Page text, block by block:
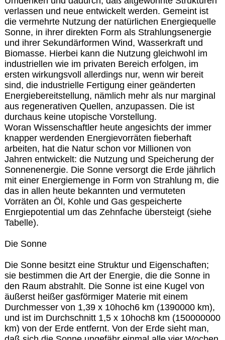
verlassen und neue entwickelt werden. Gemeint ist
die vermehrte Nutzung der natürlichen Energiequelle
Sonne, in ihrer direkten Form als Strahlungsenergie
und ihrer Sekundärformen Wind, Wasserkraft und
Biomasse. Hierbei kann die Nutzung gleichwohl im
industriellen wie im privaten Bereich erfolgen, im
ersten wirkungsvoll allerdings nur, wenn wir bereit
sind, die industrielle Fertigung einer geänderten
Energiebereitstellung, nämlich mehr als nur marginal
aus regenerativen Quellen, anzupassen. Die ist
durchaus keine utopische Vorstellung.
Woran Wissenschaftler heute angesichts der immer
knapper werdenden Energievorräten fieberhaft
arbeiten, hat die Natur schon vor Millionen von
Jahren entwickelt: die Nutzung und Speicherung der
Sonnenenergie. Die Sonne versorgt die Erde jährlich
mit einer Energiemenge in Form von Strahlung m, die
das in allen heute bekannten und vermuteten
Vorräten an Öl, Kohle und Gas gespeicherte
Enrgiepotential um das Zehnfache übersteigt (siehe
Tabelle).
Die Sonne
Die Sonne besitzt eine Struktur und Eigenschaften;
sie bestimmen die Art der Energie, die die Sonne in
den Raum abstrahlt. Die Sonne ist eine Kugel von
äußerst heißer gasförmiger Materie mit einem
Durchmesser von 1,39 x 10hoch6 km (1390000 km),
und ist im Durchschnitt 1,5 x 10hoch8 km (150000000
km) von der Erde entfernt. Von der Erde sieht man,